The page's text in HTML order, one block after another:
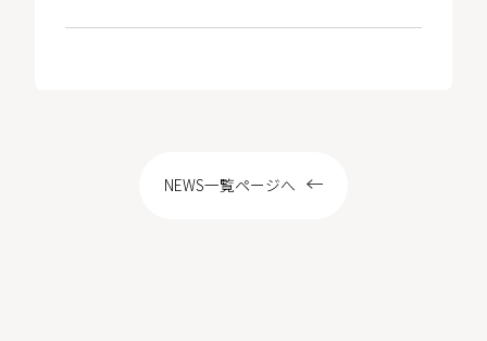
NEWS一覧ページへ